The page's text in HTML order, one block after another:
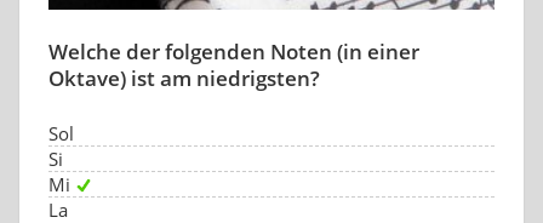
Welche der folgenden Noten (in einer
Oktave) ist am niedrigsten?
Sol
Si
Mi
La